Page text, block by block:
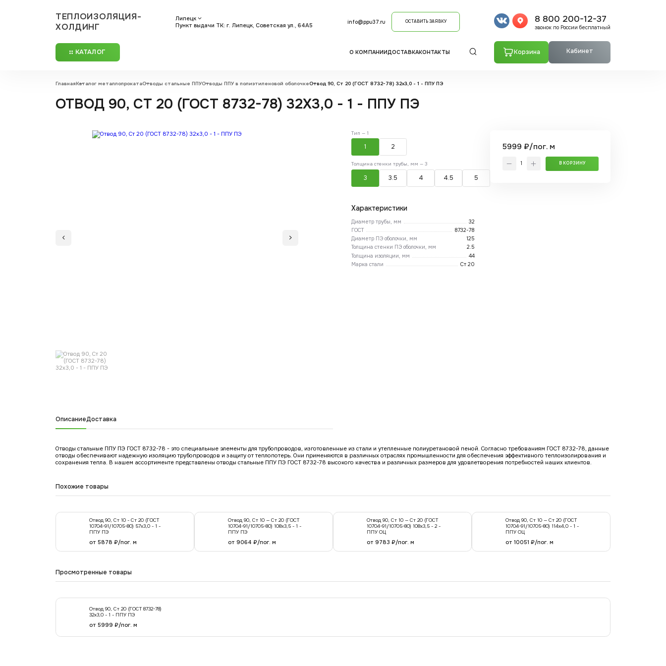
ТЕПЛОИЗОЛЯЦИЯ-
ХОЛДИНГ
Липецк
Пункт выдачи ТК: г. Липецк, Советская ул., 64А5
info@ppu37.ru ОСТАВИТЬ ЗАЯВКУ 8 800 200-12-37
звонок по России бесплатный
КАТАЛОГ О КОМПАНИИДОСТАВКАКОНТАКТЫ Корзина Кабинет
ГлавнаяКаталог металлопрокатаОтводы стальные ППУОтводы ППУ в полиэтиленовой оболочкеОтвод 90, Ст 20 (ГОСТ 8732-78) 32х3,0 - 1 - ППУ ПЭ
ОТВОД 90, СТ 20 (ГОСТ 8732-78) 32Х3,0 - 1 - ППУ ПЭ
Тип — 1
1 2
Толщина стенки трубы, мм —3
3 3.5 4 4.5 5
Характеристики
Диаметр трубы, мм
32
ГОСТ
8732-78
Диаметр ПЭ оболочки, мм
125
Толщина стенки ПЭ оболочки, мм
2.5
Толщина изоляции, мм
44
Марка стали
Ст 20
5999 ₽/пог. м
В КОРЗИНУ
ОписаниеДоставка
Отводы стальные ППУ ПЭ ГОСТ 8732-78 - это специальные элементы для трубопроводов, изготовленные из стали и утепленные полиуретановой пеной. Согласно требованиям ГОСТ 8732-78, данные
отводы обеспечивают надежную изоляцию трубопроводов и защиту от теплопотерь. Они применяются в различных отраслях промышленности для обеспечения эффективного теплоизолирования и
сохранения тепла. В нашем ассортименте представлены отводы стальные ППУ ПЭ ГОСТ 8732-78 высокого качества и различных размеров для удовлетворения потребностей наших клиентов.
Похожие товары
Отвод 90, Ст 10 - Ст 20 (ГОСТ
10704-91/10705-80) 57х3,0 - 1 -
ППУ ПЭ
от 5878 ₽/пог. м
Отвод 90, Ст 10 — Ст 20 (ГОСТ
10704-91/10705-80) 108x3,5 - 1 -
ППУ ПЭ
от 9064 ₽/пог. м
Отвод 90, Ст 10 — Ст 20 (ГОСТ
10704-91/10705-80) 108x3,5 - 2 -
ППУ ОЦ
от 9783 ₽/пог. м
Отвод 90, Ст 10 — Ст 20 (ГОСТ
10704-91/10705-80) 114x4,0 - 1 -
ППУ ОЦ
от 10051 ₽/пог. м
Просмотренные товары
Отвод 90, Ст 20 (ГОСТ 8732-78)
32х3,0 - 1 - ППУ ПЭ
от 5999 ₽/пог. м